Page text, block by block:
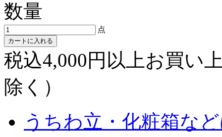
数量
点
カートに入れる
税込4,000円以上お買い
除く）
うちわ立・化粧箱な